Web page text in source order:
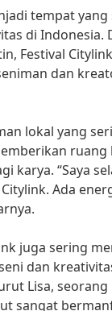
tempat
di Indonesia.
Festival
dan
lokal yang
ruang
karya. “Saya
Ada
juga sering
dan
Lisa,
sangat